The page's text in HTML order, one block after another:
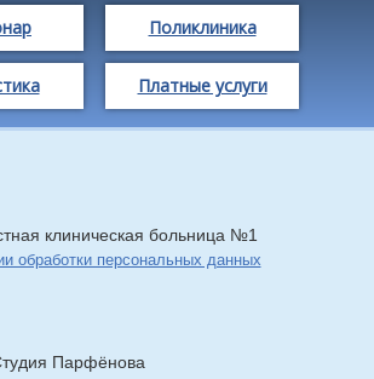
Поликлиника
Платные услуги
клиническая больница №1
обработки персональных данных
Парфёнова